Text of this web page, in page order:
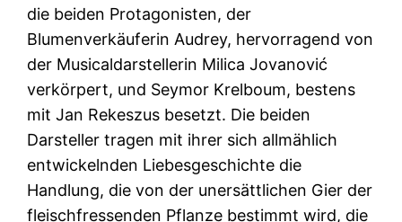
die beiden Protagonisten, der
Blumenverkäuferin Audrey, hervorragend von
der Musicaldarstellerin Milica Jovanović
verkörpert, und Seymor Krelboum, bestens
mit Jan Rekeszus besetzt. Die beiden
Darsteller tragen mit ihrer sich allmählich
entwickelnden Liebesgeschichte die
Handlung, die von der unersättlichen Gier der
fleischfressenden Pflanze bestimmt wird, die